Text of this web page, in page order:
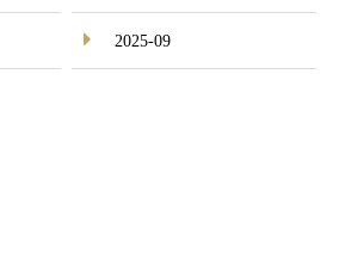
2025-09